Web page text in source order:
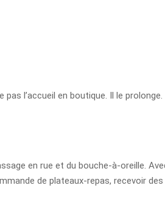
l’accueil en boutique. Il le
en rue et du bouche-à-oreille.
de plateaux-repas, recevoir